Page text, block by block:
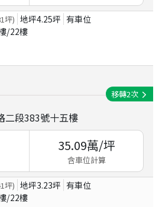
坪) 地坪4.25坪 有車位
/22樓
二段383號十五樓
移轉2次
35.09萬/坪
含車位計算
坪) 地坪3.23坪 有車位
/22樓